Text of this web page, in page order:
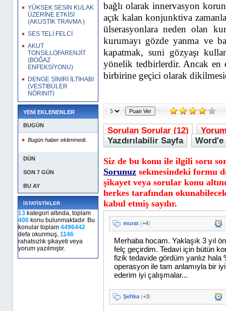
YÜKSEK SESİN KULAK
ÜZERİNE ETKİSİ
(AKUSTİK TRAVMA )
SES TELİ FELCİ
AKUT
TONSİLLOFARENJİT
(BOĞAZ
ENFEKSİYONU)
DENGE SİNİRİ İLTİHABI
(VESTIBÜLER
NÖRINIT)
YENİ EKLENENLER
BUGÜN
Bugün haber eklenmedi.
DÜN
SON 7 GÜN
BU AY
İSTATİSTİKLER
13 kategori altında, toplam
400 konu bulunmaktadır. Bu
konular toplam 4496442
defa okunmuş, 1146
rahatsızlık şikayeti veya
yorum yazılmıştır.
bağlı olarak innervasyon
açık kalan konjunktiva
ülserasyonlara neden olan
kurumayı gözde yanma ve
kapatmak, suni gözyaşı
yönelik tedbirlerdir. Ancak en
birbirine geçici olarak
Sorulan Sorular (12)
Yazdırılabilir Sayfa
Word'e
Siz de bu konu ile ilgili soru
Sorunuz sekmesindeki formu
şikayet veya sorular konu
herkes tarafından
kabul etmiş sayılır.